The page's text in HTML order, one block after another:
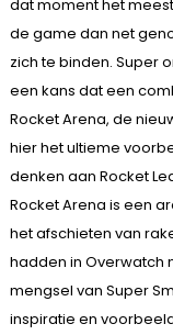
dat moment het
de game dan net
zich te binden. Super
een kans dat een
Rocket Arena, de
hier het ultieme
denken aan Rocket
Rocket Arena is een
het afschieten van
hadden in Overwatch
mengsel van Super
inspiratie en